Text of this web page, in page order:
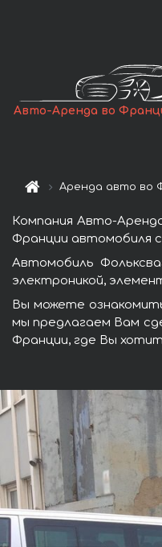
Авто-Аренда во
Аренда авто во
Компания Авто-
Франции автомобиля
Автомобиль
электроникой,
Вы можете
мы предлагаем Вам
Франции, где Вы